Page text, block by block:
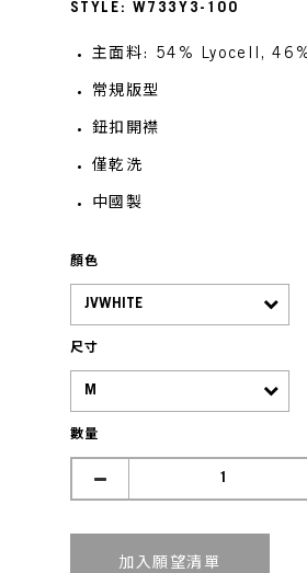
STYLE: W733Y3-100
主面料: 54% Lyocell,
常規版型
鈕扣開襟
僅乾洗
中國製
顏色
尺寸
數量
加入追蹤清單